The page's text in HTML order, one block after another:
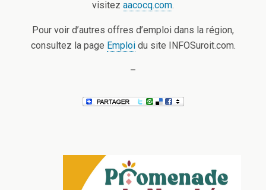
visitez aacocq.com.
Pour voir d’autres offres d’emploi dans la région,
consultez la page Emploidu site INFOSuroit.com.
–